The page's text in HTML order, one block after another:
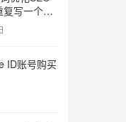
复写一个关
ID账号购买